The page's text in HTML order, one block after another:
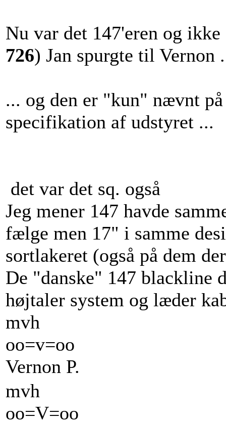
Nu var det 147'eren og
726) Jan spurgte til Vernon
... og den er "kun" nævnt
specifikation af udstyret ...
det var det sq. også
Jeg mener 147 havde
fælge men 17" i samme
sortlakeret (også på dem
De "danske" 147 blackline
højtaler system og læder
mvh
oo=v=oo
Vernon P.
mvh
oo=V=oo